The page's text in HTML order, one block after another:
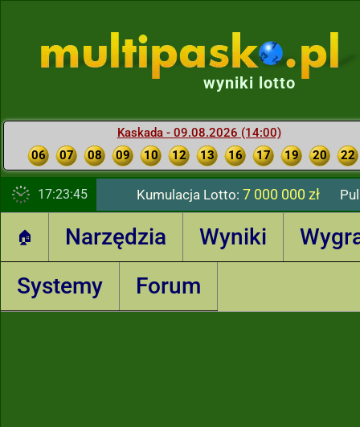
wyniki lotto
Kaskada - 09.08.2026 (14:00)
06
07 08 09 10 12 13 16 17 19 20 22
17:23:46 Kumulacja Lotto: 7 000 000 zł
🏠 Narzędzia Wyniki
Systemy
Forum